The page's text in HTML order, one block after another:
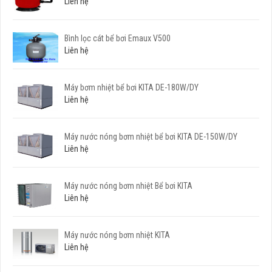
Bình lọc cát bể bơi Emaux V500
Liên hệ
Máy bơm nhiệt bể bơi KITA DE-180W/DY
Liên hệ
Máy nước nóng bơm nhiệt bể bơi KITA DE-150W/DY
Liên hệ
Máy nước nóng bơm nhiệt Bể bơi KITA
Liên hệ
Máy nước nóng bơm nhiệt KITA
Liên hệ